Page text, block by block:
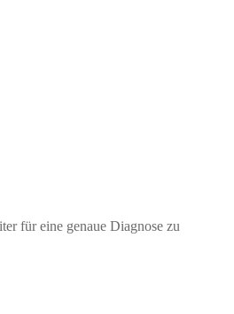
für eine genaue Diagnose zu